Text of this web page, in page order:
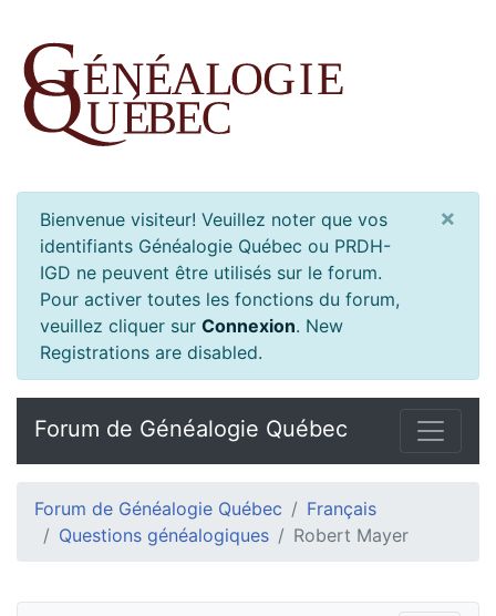
Bienvenue visiteur! Veuillez noter que vos
identifiants Généalogie Québec ou PRDH-
IGD ne peuvent être utilisés sur le forum.
Pour activer toutes les fonctions du forum,
veuillez cliquer sur Connexion. New
Registrations are disabled.
×
Forum de Généalogie Québec
Forum de Généalogie Québec
Français
Questions généalogiques
Robert Mayer